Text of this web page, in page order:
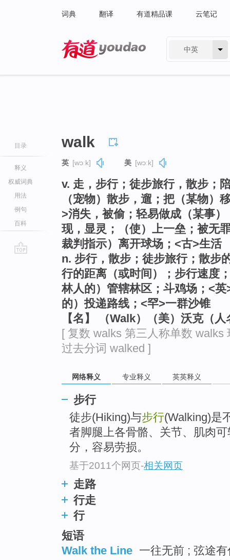
词典 翻译 有道精品课 云笔记
中英
目录
释义
权威词典
用法
例句
百科
walk
英 [wɔːk] 美 [wɔːk]
v. 走，步行；徒步旅行，散步；
（宠物）散步，遛；把（某物）
>消失，被偷；轻易做成（某事
现，显灵；（使）上一垒；被无
裁判指示）离开球场；<古>生活
n. 步行，散步；徒步旅行；散步
行的距离（或时间）；步行速度
林人的）管辖林区；斗鸡场；<
的）投递路线；<罕>一群沙锥
【名】 （Walk）（美）沃克（人
[ 复数 walks 第三人称单数
过去分词 walked ]
网络释义 专业释义 英英释义
步行
徒步(Hiking)与步行(Walking)是
者脚腿上各骨骼、关节、肌肉
分，容易劳损。
基于2011个网页-相关网页
走路
行走
行
短语
Walk the Line 一往无前 ; 弦途